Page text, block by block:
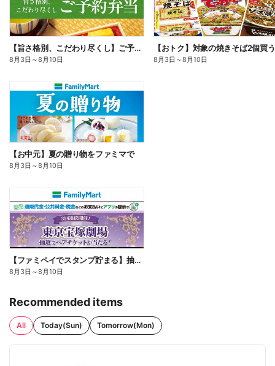
【旨さ格別、こだわり尽くし】ご予約弁当
8月3日 ～8月10日 8月3日 ～8月10日
【お中元】夏の贈り物をファミマで
8月3日 ～8月10日
【ファミペイでスタンプ貯まる】抽選でペアチケットが当たる!
8月3日 ～8月10日
Recommended items
All Today(Sun) Tomorrow(Mon)